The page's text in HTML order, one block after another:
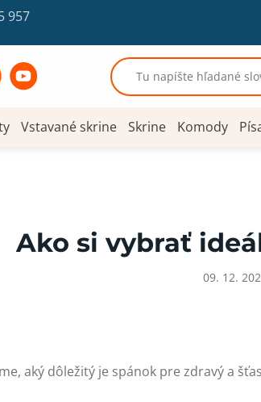
957
Vstavané skrine Skrine Komody
Ako si vybrať
09. 12.
aký dôležitý je spánok pre zdravý a